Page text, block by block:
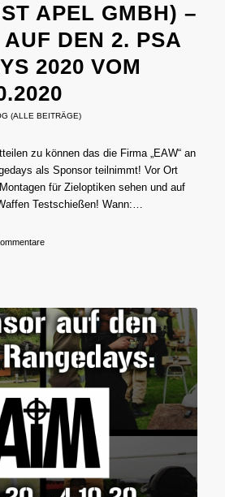
APEL GMBH) –
AUF DEN 2. PSA
2020 VOM
(ALLE BEITRÄGE)
zu können das die Firma „EAW“ an
als Sponsor teilnimmt! Vor Ort
für Zieloptiken sehen und auf
Testschießen! Wann:…